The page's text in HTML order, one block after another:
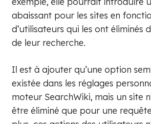
abaissant pour les sites en
d’utilisateurs qui les ont éliminés
de leur recherche.
Il est à ajouter qu’une option
existée dans les réglages
moteur SearchWiki, mais un site
être éliminé que pour une